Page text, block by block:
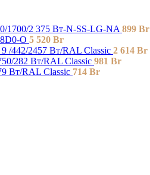
1700/2 375 Вт-N-SS-LG-NA 899 Br
O 5 520 Br
/442/2457 Вт/RAL Classic 2 614 Br
282 Вт/RAL Classic 981 Br
Вт/RAL Classic 714 Br